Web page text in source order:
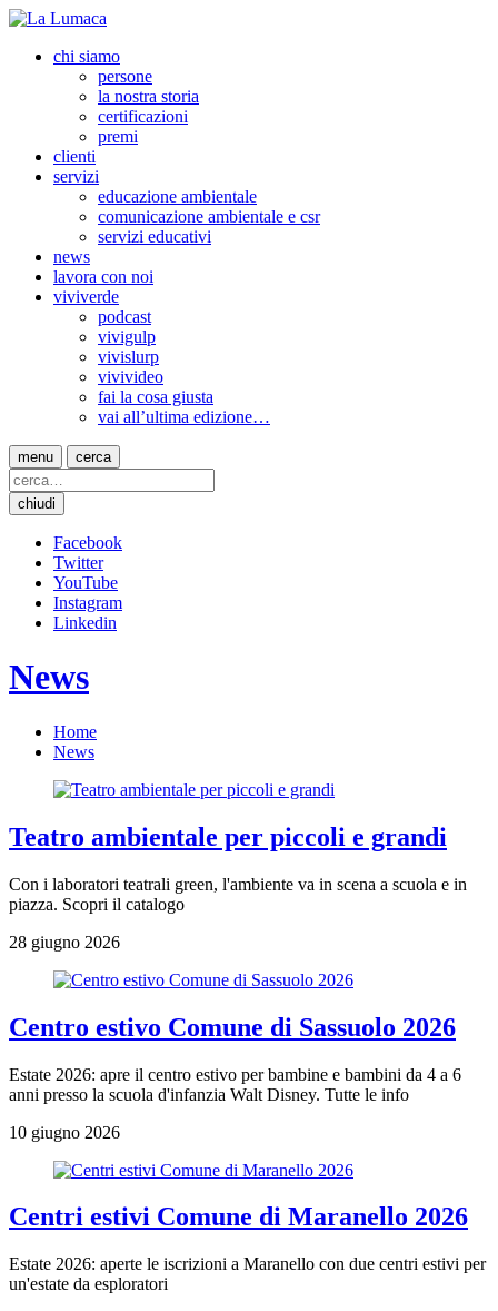
chi siamo
persone
la nostra storia
certificazioni
premi
clienti
servizi
educazione ambientale
comunicazione ambientale e csr
servizi educativi
news
lavora con noi
viviverde
podcast
vivigulp
vivislurp
vivivideo
fai la cosa giusta
vai all’ultima edizione…
menu cerca
chiudi
Facebook
Twitter
YouTube
Instagram
Linkedin
News
Home
News
Teatro ambientale per piccoli e grandi
Con i laboratori teatrali green, l'ambiente va in scena a scuola e in
piazza. Scopri il catalogo
28 giugno 2026
Centro estivo Comune di Sassuolo 2026
Estate 2026: apre il centro estivo per bambine e bambini da 4 a 6
anni presso la scuola d'infanzia Walt Disney. Tutte le info
10 giugno 2026
Centri estivi Comune di Maranello 2026
Estate 2026: aperte le iscrizioni a Maranello con due centri estivi per
un'estate da esploratori